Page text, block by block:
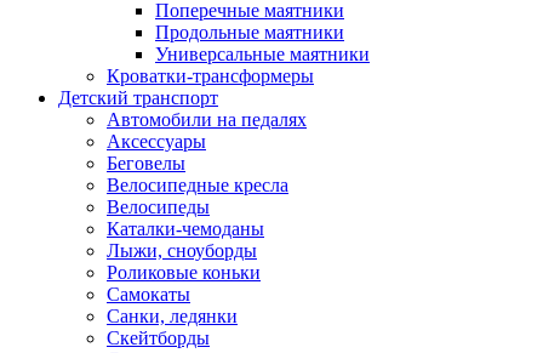
Поперечные маятники
Продольные маятники
Универсальные маятники
Кроватки-трансформеры
Детский транспорт
Автомобили на педалях
Аксессуары
Беговелы
Велосипедные кресла
Велосипеды
Каталки-чемоданы
Лыжи, сноуборды
Роликовые коньки
Самокаты
Санки, ледянки
Скейтборды